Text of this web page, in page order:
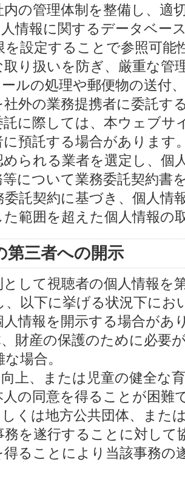
内の管理体制を整備し、適
情報に関するデータベー
を設定することで参照可能
り扱いを防ぎ、厳重な管
ルの処理や郵便物の送付
社外の業務提携者に委託す
託に際しては、本ウェブサ
に預託する場合があります
られる業者を選定し、個
について業務委託契約書
委託契約に基づき、個人情
た範囲を超えた個人情報の
第三者への開示
として視聴者の個人情報を
、以下に挙げる状況下にお
人情報を開示する場合があ
財産の保護のために必要
場合。
上、または児童の健全な
の同意を得ることが困難
くは地方公共団体、また
務を遂行することに対して
得ることにより当該事務の